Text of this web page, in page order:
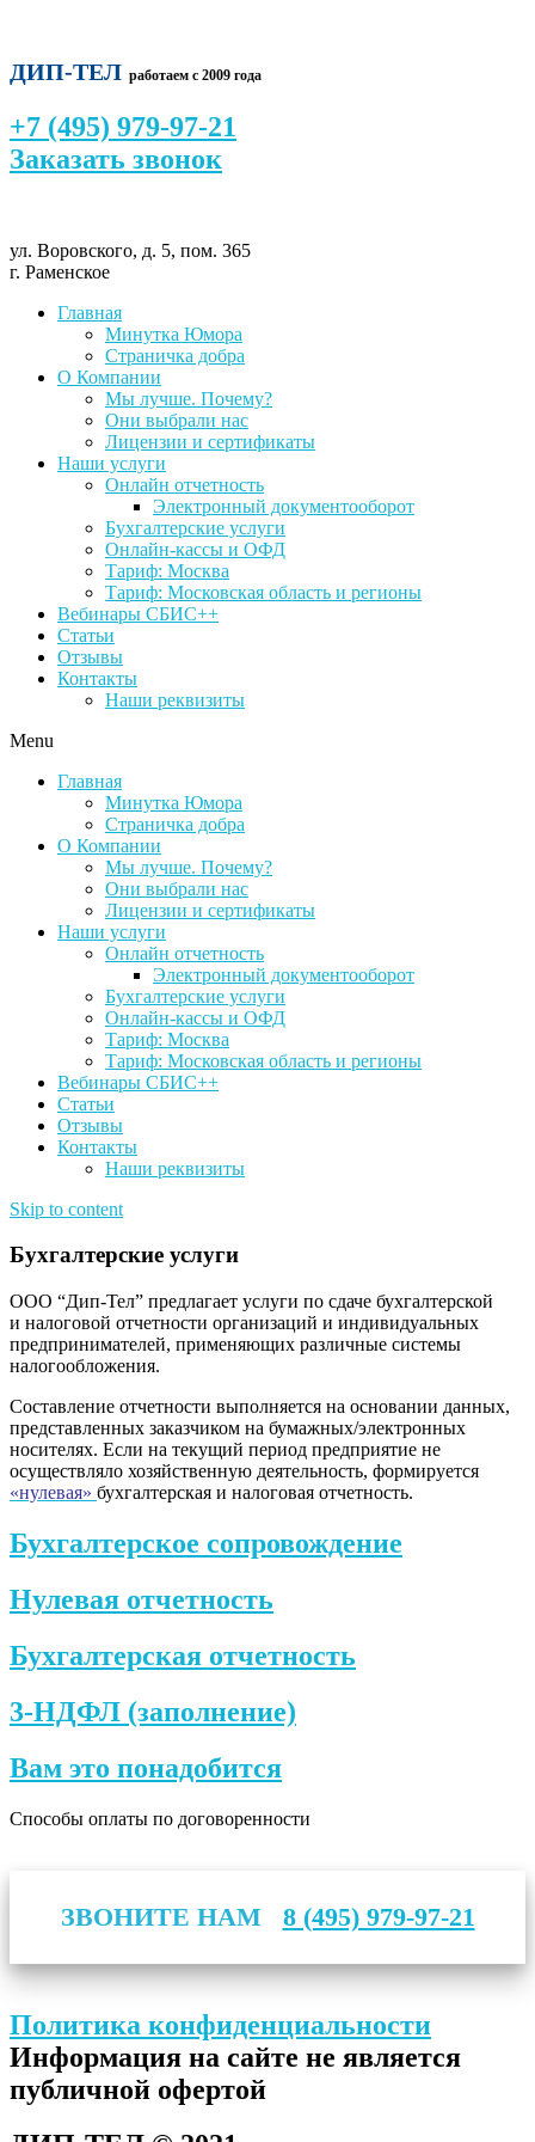
ДИП-ТЕЛ работаем с 2009 года
+7 (495) 979-97-21
Заказать звонок
ул. Воровского, д. 5, пом. 365
г. Раменское
Главная
Минутка Юмора
Страничка добра
О Компании
Мы лучше. Почему?
Они выбрали нас
Лицензии и сертификаты
Наши услуги
Онлайн отчетность
Электронный документооборот
Бухгалтерские услуги
Онлайн-кассы и ОФД
Тариф: Москва
Тариф: Московская область и регионы
Вебинары СБИС++
Статьи
Отзывы
Контакты
Наши реквизиты
Menu
Главная
Минутка Юмора
Страничка добра
О Компании
Мы лучше. Почему?
Они выбрали нас
Лицензии и сертификаты
Наши услуги
Онлайн отчетность
Электронный документооборот
Бухгалтерские услуги
Онлайн-кассы и ОФД
Тариф: Москва
Тариф: Московская область и регионы
Вебинары СБИС++
Статьи
Отзывы
Контакты
Наши реквизиты
Skip to content
Бухгалтерские услуги
ООО “Дип-Тел” предлагает услуги по сдаче бухгалтерской
и налоговой отчетности организаций и индивидуальных
предпринимателей, применяющих различные системы
налогообложения.
Составление отчетности выполняется на основании данных,
представленных заказчиком на бумажных/электронных
носителях. Если на текущий период предприятие не
осуществляло хозяйственную деятельность, формируется
«нулевая» бухгалтерская и налоговая отчетность.
Бухгалтерское сопровождение
Нулевая отчетность
Бухгалтерская отчетность
3-НДФЛ (заполнение)
Вам это понадобится
Способы оплаты по договоренности
ЗВОНИТЕ НАМ 8 (495) 979-97-21
Политика конфиденциальности
Информация на сайте не является
публичной офертой